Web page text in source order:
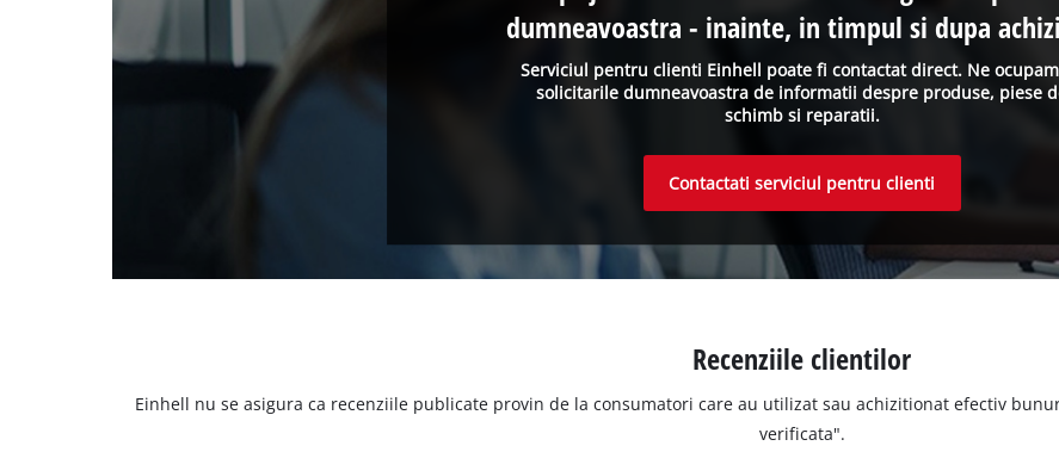
Serviciul pentru clienti Einhell poate fi contactat direct. Ne
solicitarile dumneavoastra de informatii despre produse, piese
schimb si reparatii.
dumneavoastra - inainte, in timpul si dupa
Contactati serviciul pentru clienti
Recenziile clientilor
Einhell nu se asigura ca recenziile publicate provin de la consumatori care au utilizat sau achizitionat efectiv
verificata".